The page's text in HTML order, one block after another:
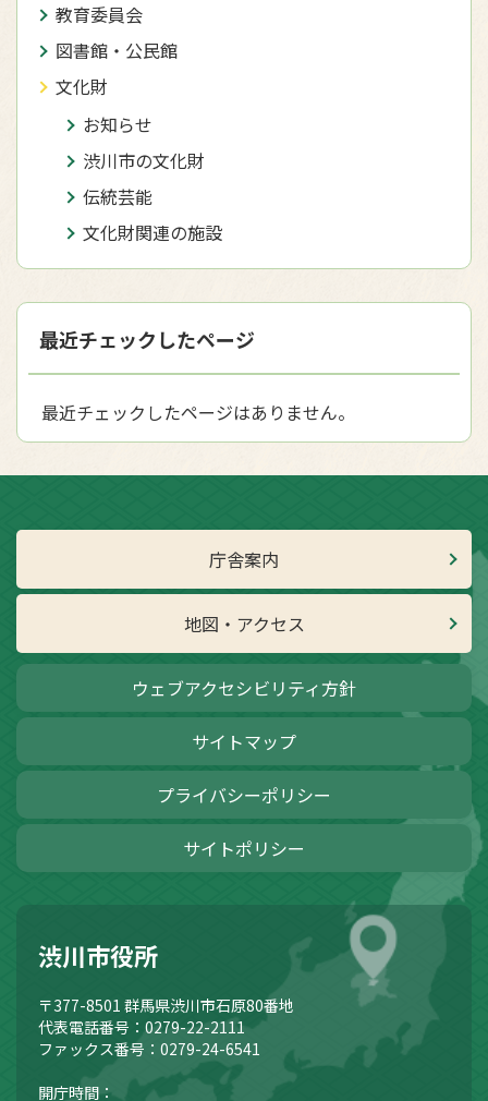
教育委員会
図書館・公民館
文化財
お知らせ
渋川市の文化財
伝統芸能
文化財関連の施設
最近チェックしたページ
最近チェックしたページはありません。
庁舎案内
地図・アクセス
ウェブアクセシビリティ方針
サイトマップ
プライバシーポリシー
サイトポリシー
渋川市役所
〒377-8501 群馬県渋川市石原80番地
代表電話番号：0279-22-2111
ファックス番号：0279-24-6541
開庁時間：